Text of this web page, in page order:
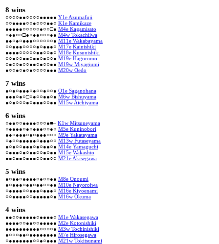
8 wins
○○○○●●○○○○●●●●● Y1e Azumafuji
○○●●●●○○●○○○●●○ K1e Kamikaze
●●●●●○○○○○●○○□● M4e Kagamisato
○●●○○□●○●●○○○●● M4w Tokachiiwa
●●○●○●●●○○○○○○● M11e Wakabayama
○○●●●○○○○●○●●●○ M17e Kainishiki
●●●●○○○○○●●○○●○ M18e Kusunishiki
○○●○○●●○●●○●○○● M19e Hagoromo
○●○○●○○●●○●○○●● M19w Miyagiumi
●○○●○●○●○○○○●●● M20w Oedo
7 wins
●○●○●●●○●○○●○○● O1e Saganohana
●●●○●○□○●○○●●○● M6w Bishuyama
●○●○○○●○●●●○○●● M15w Aichiyama
6 wins
○●●○○●●●●○○○●■– K1w Mitsuneyama
○●●●●○●○●●●○○●○ M5e Kuninobori
●●○●●●○●○●●●○○○ M9e Yakatayama
○●○○●●●●●○●●●○○ M13w Futaseyama
●○●○○●●●○●○●●○● M14e Yamaguchi
○●●●○●○●●○○●○●● M15e Wakashio
●●○●●○●●●○○●●○○ M21e Akisegawa
5 wins
●○●●○●●●●○●○○●● M8e Onoumi
●○●●●○●●○●●○○●● M10e Nayoroiwa
○●●●●○○●●●○●●●○ M16e Kiyoenami
○○●●●●○○●●●●●○● M16w Okuma
4 wins
●●○○●●●●●○●●●●○ M1e Wakasegawa
●●●●○○●●○○●●●●● M2e Kotonishiki
●●●●●●●●●●○○○○● M3w Tochinishiki
●○○○●●○●●●●●●●● M7e Hirosegawa
○●●●●●●●○○●○●●● M21w Tokitsunami